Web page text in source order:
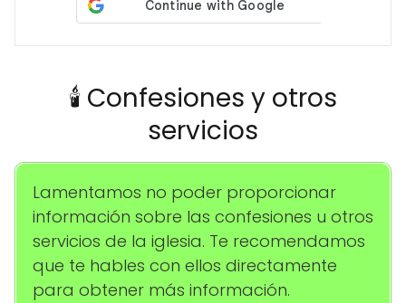
🕯️ Confesiones y otros
servicios
Lamentamos no poder proporcionar
información sobre las confesiones u otros
servicios de la iglesia. Te recomendamos
que te hables con ellos directamente
para obtener más información.